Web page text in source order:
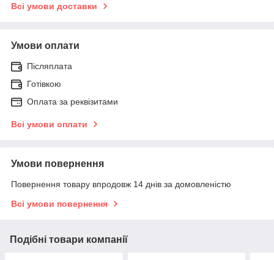
Всі умови доставки
Умови оплати
Післяплата
Готівкою
Оплата за реквізитами
Всі умови оплати
Умови повернення
Повернення товару впродовж 14 днів за домовленістю
Всі умови повернення
Подібні товари компанії